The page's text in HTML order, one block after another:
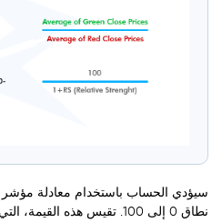
سيؤدي الحساب باستخدام معادلة مؤشر
نطاق 0 إلى 100. تقيس هذه